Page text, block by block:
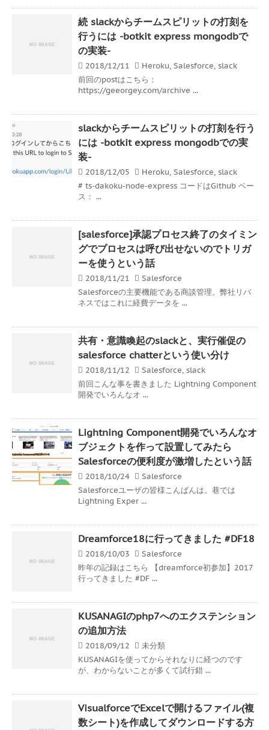
続 slackからチームスピリットの打刻を
行うには -botkit express mongodbで
の実装-
2018/12/11 Heroku, Salesforce, slack
前回のpostはこちら：
https://geeorgey.com/archive ...
slackからチームスピリットの打刻を行う
には -botkit express mongodbでの実
装-
2018/12/05 Heroku, Salesforce, slack
# ts-dakoku-node-express コードはGithub ベー
ス： ...
[salesforce]承認プロセス終了のタイミン
グでプロセスは呼び出せないのでトリガ
ーを使うという話
2018/11/21
Salesforce
Salesforceの主要機能である商談管理。弊社リバ
ネスではこれに経費データを ...
共有・意識喚起のslackと、実行催促の
salesforce chatterという使い分け
2018/11/12 Salesforce, slack
前回こんな事を書きました Lightning Component
開発でいろんなオ ...
Lightning Component開発でいろんなオ
ブジェクトを作って設置してみたら
Salesforceの便利度が激増したという話
2018/10/24
Salesforce
Salesforceユーザの皆様こんばんは。巷では
Lightning Exper ...
Dreamforce18に行ってきました #DF18
2018/10/03
Salesforce
昨年の記録はこちら 【dreamforce初参加】2017
行ってきました #DF ...
KUSANAGIのphp7へのエクステンション
の追加方法
2018/09/12
未分類
KUSANAGIを使ってからそれなりに経つのです
が、わからないことが多くて試行錯 ...
VisualforceでExcelで開けるファイル(複
数シート)を作成してダウンロードする方